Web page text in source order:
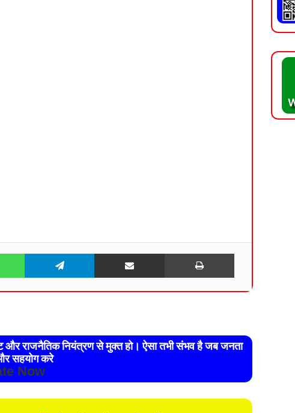
WhatsApp Telegram Share via Email Print
और राजनैतिक नियंत्रण से मुक्त हो। ऐसा तभी संभव है जब जनता
सहयोग करे
Now